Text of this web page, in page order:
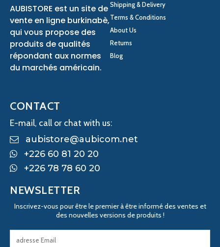
AUBISTORE est un site de
vente en ligne burkinabè,
qui vous propose des
produits de qualités
répondant aux normes
du marchés américain.
Shipping & Delivery
Terms & Conditions
About Us
Returns
Blog
CONTACT
E-mail, call or chat with us:
aubistore@aubicom.net
+226 60 81 20 20
+226 78 78 60 20
NEWSLETTER
Inscrivez-vous pour être le premier à être informé des ventes et
des nouvelles versions de produits !